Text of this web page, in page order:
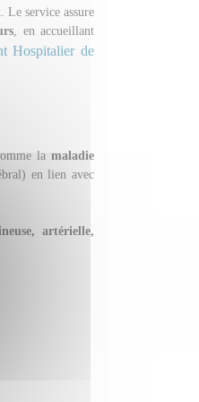
. Le service assure
, en accueillant
Hospitalier de
lamaladie
en lien avec
artérielle,